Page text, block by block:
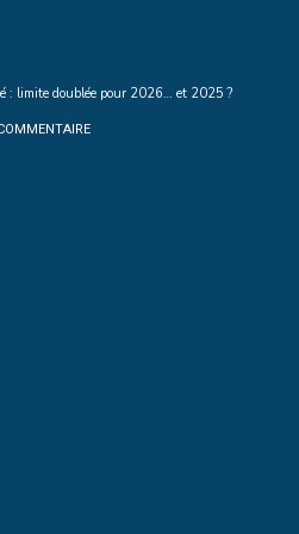
: limite doublée pour 2026… et 2025 ?